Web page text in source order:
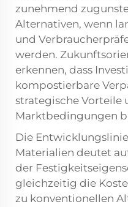
zunehmend
Alternativen, wenn
und
werden.
erkennen, dass
kompostierbare
strategische Vorteile
Marktbedingungen
Die
Materialien deutet
der
gleichzeitig die
zu konventionellen